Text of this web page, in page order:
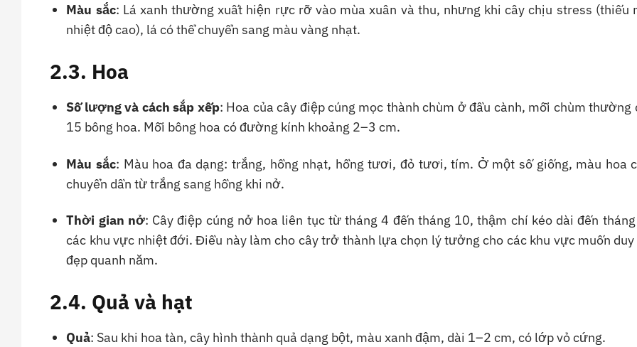
Màu sắc: Lá xanh thường xuất hiện rực rỡ vào mùa xuân và thu, nhưng khi cây chịu stress (thiếu
nhiệt độ cao), lá có thể chuyển sang màu vàng nhạt.
2.3. Hoa
Số lượng và cách sắp xếp: Hoa của cây điệp cúng mọc thành chùm ở đầu cành, mỗi chùm thường
15 bông hoa. Mỗi bông hoa có đường kính khoảng 2–3 cm.
Màu sắc: Màu hoa đa dạng: trắng, hồng nhạt, hồng tươi, đỏ tươi, tím. Ở một số giống, màu hoa
chuyển dần từ trắng sang hồng khi nở.
Thời gian nở: Cây điệp cúng nở hoa liên tục từ tháng 4 đến tháng 10, thậm chí kéo dài đến
các khu vực nhiệt đới. Điều này làm cho cây trở thành lựa chọn lý tưởng cho các khu vực muốn
đẹp quanh năm.
2.4. Quả và hạt
Quả: Sau khi hoa tàn, cây hình thành quả dạng bột, màu xanh đậm, dài 1–2 cm, có lớp vỏ cứng.